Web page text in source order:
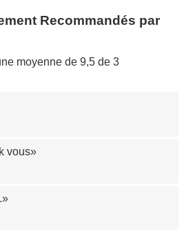
Recommandés par
moyenne de 9,5 de 3
vous